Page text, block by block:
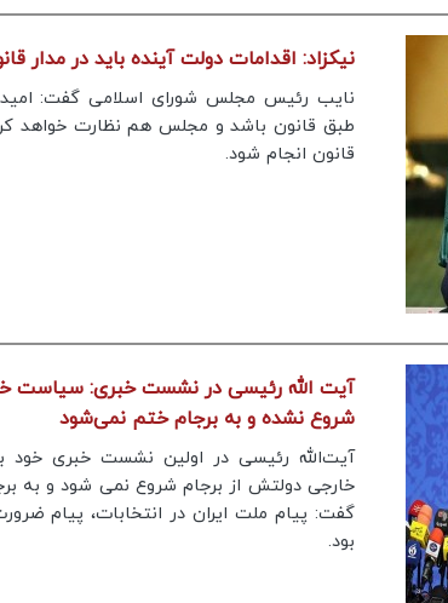
نیکزاد: اقدامات دولت آینده باید در مدار
نایب رئیس مجلس شورای اسلامی گفت:
طبق قانون باشد و مجلس هم نظارت خواهد
قانون انجام شود.
آیت الله رئیسی در نشست خبری: سیاست
شروع نشده و به برجام ختم نمی‌شود
آیت‌الله رئیسی در اولین نشست خبری خود
خارجی دولتش از برجام شروع نمی شود و به
گفت: پیام ملت ایران در انتخابات، پیام
بود.
قلعه‌های متعدد در جنوب ایران چیست؟